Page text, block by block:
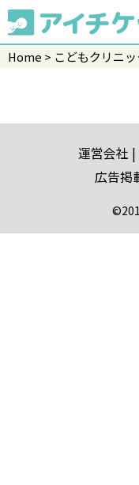
Home こどもクリニ
運営会社
広告掲